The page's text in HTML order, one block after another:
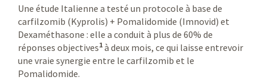
Une étude Italienne a testé un protocole à base de
carfilzomib (Kyprolis) + Pomalidomide (Imnovid) et
Dexaméthasone : elle a conduit à plus de 60% de
réponses objectives1 à deux mois, ce qui laisse entrevoir
une vraie synergie entre le carfilzomib et le
Pomalidomide.